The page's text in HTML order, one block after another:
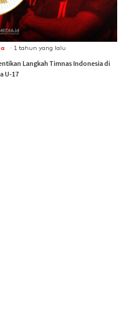
. 1 tahun yang lalu
Langkah Timnas Indonesia di
U-17